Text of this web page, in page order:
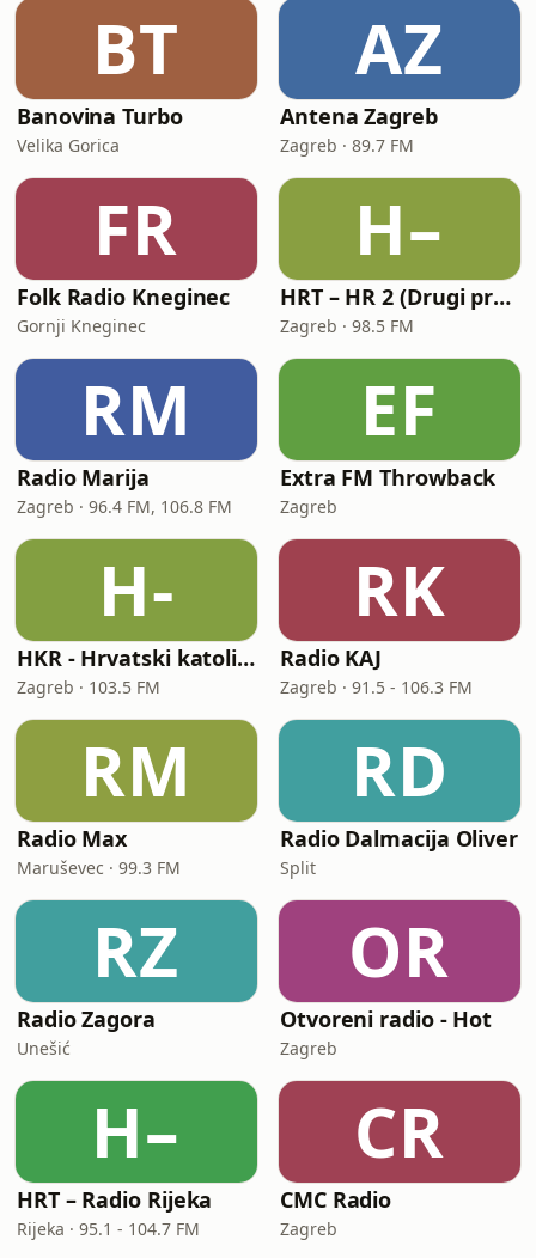
BT
Banovina Turbo
Velika Gorica
AZ
Antena Zagreb
Zagreb · 89.7 FM
FR
Folk Radio Kneginec
Gornji Kneginec
H–
HRT – HR 2 (Drugi program Hrvatskoga radija)
Zagreb · 98.5 FM
RM
Radio Marija
Zagreb · 96.4 FM, 106.8 FM
EF
Extra FM Throwback
Zagreb
H-
HKR - Hrvatski katolički radio
Zagreb · 103.5 FM
RK
Radio KAJ
Zagreb · 91.5 - 106.3 FM
RM
Radio Max
Maruševec · 99.3 FM
RD
Radio Dalmacija Oliver
Split
RZ
Radio Zagora
Unešić
OR
Otvoreni radio - Hot
Zagreb
H–
HRT – Radio Rijeka
Rijeka · 95.1 - 104.7 FM
CR
CMC Radio
Zagreb